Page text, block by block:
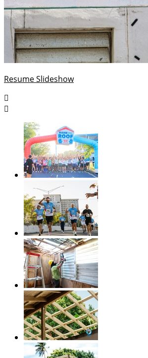
Resume Slideshow

